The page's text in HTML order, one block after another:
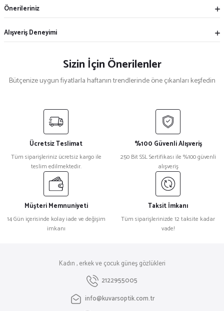
Önerileriniz
Alışveriş Deneyimi
Sizin İçin Önerilenler
Bütçenize uygun fiyatlarla haftanın trendlerinde öne çıkanları keşfedin
Balenciaga Bb0236S Cat Eye Siyah Kadın Güneş Gözlüğü
₺ 31.373
%32
Bottega Veneta Bv1176S Cat Eye Krem Kadın Güneş Gözlüğü
Isabel Marant im 0156/S 8079O Siyah Kadın Güneş Gözlüğü
Ücretsiz Teslimat
Tüm siparişleriniz ücretsiz kargo ile
teslim edilmektedir.
%100 Güvenli Alışveriş
250 Bit SSL Sertifikası ile %100 güvenli
alışveriş
Müşteri Memnuniyeti
14 Gün içerisinde kolay iade ve değişim
imkanı
Taksit İmkanı
Tüm siparişlerinizde 12 taksite kadar
vade!
Kadın , erkek ve çocuk güneş gözlükleri
2122955005
info@kuvarsoptik.com.tr